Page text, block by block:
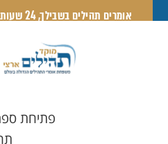
אומרים תהילים בשבילך, 24 שעות ביממה | 1-700-700-721
פתיחת